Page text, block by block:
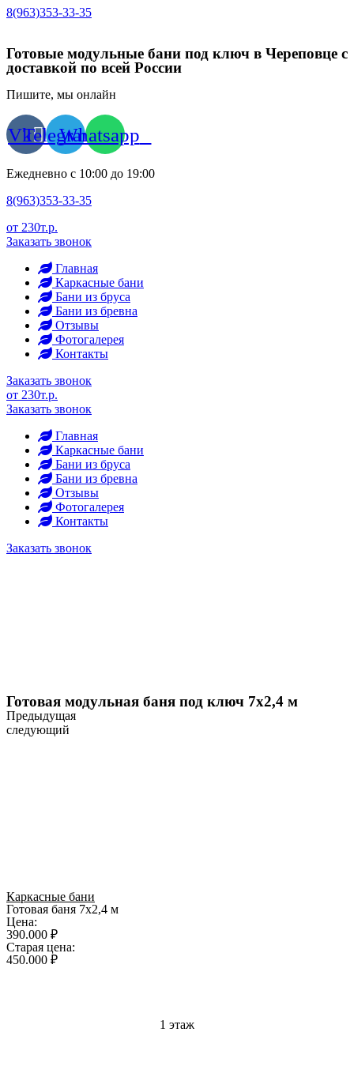
8(963)353-33-35
Готовые модульные бани под ключ в Череповце с
доставкой по всей России
Пишите, мы онлайн
VkTelegramWhatsapp
Ежедневно с 10:00 до 19:00
8(963)353-33-35
от 230т.р.
Заказать звонок
Главная
Каркасные бани
Бани из бруса
Бани из бревна
Отзывы
Фотогалерея
Контакты
Заказать звонок
от 230т.р.
Заказать звонок
Главная
Каркасные бани
Бани из бруса
Бани из бревна
Отзывы
Фотогалерея
Контакты
Заказать звонок
Готовая модульная баня под ключ 7х2,4 м
Предыдущая
следующий
Каркасные бани
Готовая баня 7х2,4 м
Цена:
390.000 ₽
Старая цена:
450.000 ₽
1 этаж